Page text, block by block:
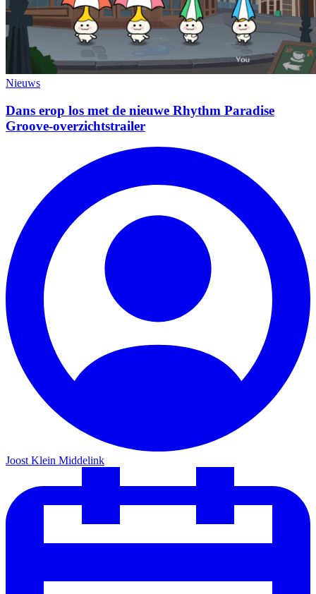
Nieuws
Dans erop los met de nieuwe Rhythm Paradise
Groove-overzichtstrailer
Joost Klein Middelink